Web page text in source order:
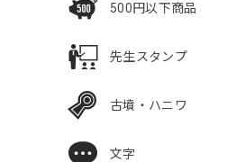
500円以下商品
先生スタンプ
古墳・ハニワ
文字